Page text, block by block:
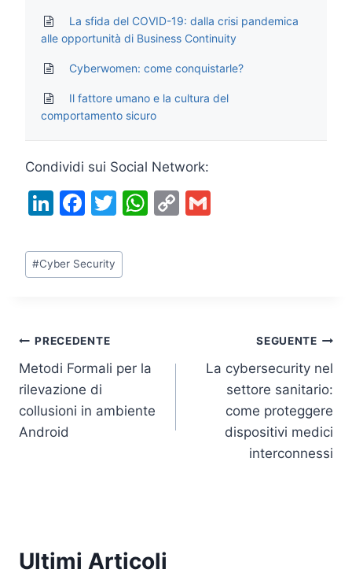
La sfida del COVID-19: dalla crisi pandemica
alle opportunità di Business Continuity
Cyberwomen: come conquistarle?
Il fattore umano e la cultura del
comportamento sicuro
Condividi sui Social Network:
Li
k
e
n
F
c
e
o
o
k
T
itt
er
W C
Tag
articolo:
#Cyber Security
Navigazione
articoli
PRECEDENTE
Metodi Formali per la
rilevazione di
collusioni in ambiente
Android
SEGUENTE
La cybersecurity nel
settore sanitario:
come proteggere
dispositivi medici
interconnessi
Ultimi Articoli